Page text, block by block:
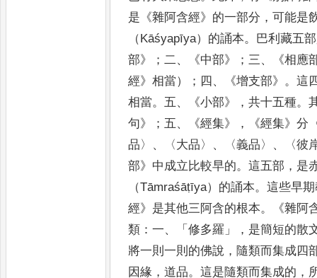
是 《雜阿含經》 的一部分 ，可能是
（ Kāśyapīya）的誦本。
巴利藏五
部》 ；二、 《中部》 ；三、 《相應
經》相當） ； 四 、 《增支部》 。這
相當。五、 《小部》 ，共十五種。
句》 ；五、 《經集》 ， 《經集》分
品 〉 、 〈 大品 〉 、 〈義品 〉 、 〈彼
部》 中成立比較早的。這五部 ， 是
（Tāmraśāṭīya）的誦本。這些早
經》 是其他三阿含的根本。 《雜阿
類 ：一、「修多羅 」， 是簡短的散
將一則一則的佛說 ， 隨類而集成四
因緣 ，道品。這是隨類而集成的 ，